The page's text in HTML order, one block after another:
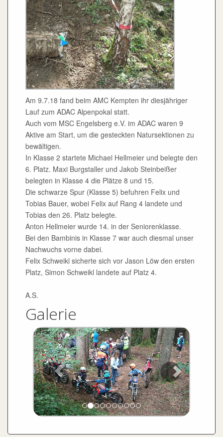
Am 9.7.18 fand beim AMC Kempten ihr diesjähriger
Lauf zum ADAC Alpenpokal statt.
Auch vom MSC Engelsberg e.V. im ADAC waren 9
Aktive am Start, um die gesteckten Natursektionen zu
bewältigen.
In Klasse 2 startete Michael Hellmeier und belegte den
6. Platz. Maxi Burgstaller und Jakob Steinbeißer
belegten in Klasse 4 die Plätze 8 und 15.
Die schwarze Spur (Klasse 5) befuhren Felix und
Tobias Bauer, wobei Felix auf Rang 4 landete und
Tobias den 26. Platz belegte.
Anton Hellmeier wurde 14. in der Seniorenklasse.
Bei den Bambinis in Klasse 7 war auch diesmal unser
Nachwuchs vorne dabei.
Felix Schweikl sicherte sich vor Jason Löw den ersten
Platz, Simon Schweikl landete auf Platz 4.
A.S.
Galerie